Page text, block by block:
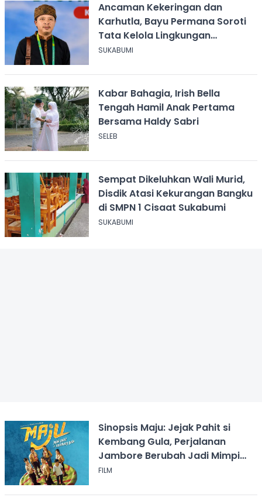
Ancaman Kekeringan dan
Karhutla, Bayu Permana Soroti
Tata Kelola Lingkungan
Sukabumi
SUKABUMI
Kabar Bahagia, Irish Bella
Tengah Hamil Anak Pertama
Bersama Haldy Sabri
SELEB
Sempat Dikeluhkan Wali Murid,
Disdik Atasi Kekurangan Bangku
di SMPN 1 Cisaat Sukabumi
SUKABUMI
Sinopsis Maju: Jejak Pahit si
Kembang Gula, Perjalanan
Jambore Berubah Jadi Mimpi
Buruk
FILM